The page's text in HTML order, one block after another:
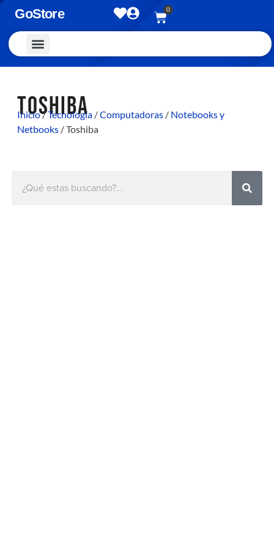
GoStore 0
TOSHIBA
Inicio/Tecnología/Computadoras/ Notebooks y
Netbooks/ Toshiba